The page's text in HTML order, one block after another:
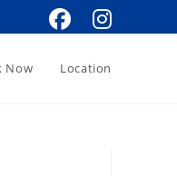
Now Location